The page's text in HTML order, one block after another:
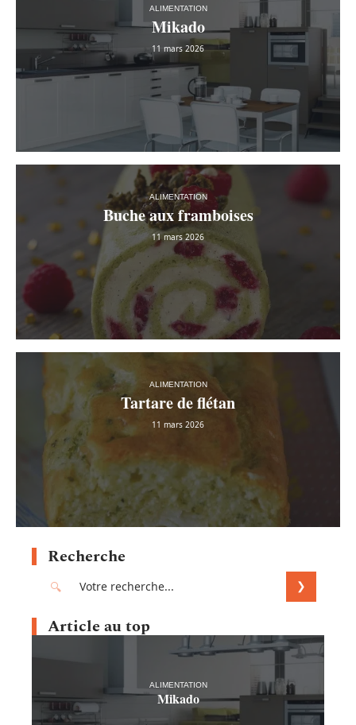
ALIMENTATION
Mikado
11 mars 2026
ALIMENTATION
Buche aux framboises
11 mars 2026
ALIMENTATION
Tartare de flétan
11 mars 2026
Recherche
Article au top
ALIMENTATION
Mikado